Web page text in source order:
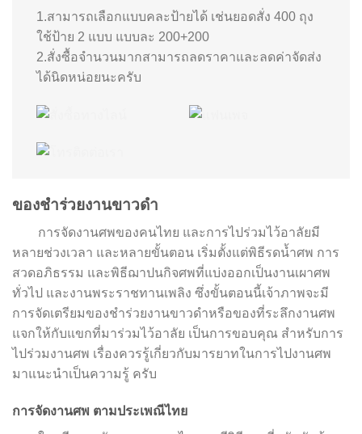
1.สามารถเลือกแบบคละป้ายได้ เช่นยอดสั่ง 400 ถุง
ใช้ป้าย 2 แบบ แบบละ 200+200
2.สั่งซื้อจำนวนมากสามารถลดราคาและลดค่าจัดส่ง
ได้นิดหน่อยนะครับ
ของชำร่วยงานขาวดำ
การจัดงานศพของคนไทย และการไปร่วมไว้อาลัยมี
หลายช่วงเวลา และหลายขั้นตอน เริ่มตั้งแต่พิธีรดน้ำศพ การ
สวดอภิธรรม และพิธีฌาปนกิจศพที่แบ่งออกเป็นงานเผาศพ
ทั่วไป และงานพระราชทานเพลิง ซึ่งขั้นตอนนี้เจ้าภาพจะมี
การจัดเตรียมของชำร่วยงานขาวดำหรือของที่ระลึกงานศพ
แจกให้กับแขกที่มาร่วมไว้อาลัย เป็นการขอบคุณ สำหรับการ
ไปร่วมงานศพ เรื่องควรรู้เกี่ยวกับมารยาทในการไปงานศพ
มาแนะนำเป็นความรู้ ครับ
การจัดงานศพ ตามประเพณีไทย